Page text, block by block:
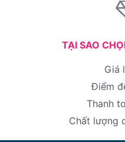
TẠI SAO
Giá
Điểm
Thanh
Chất lượng